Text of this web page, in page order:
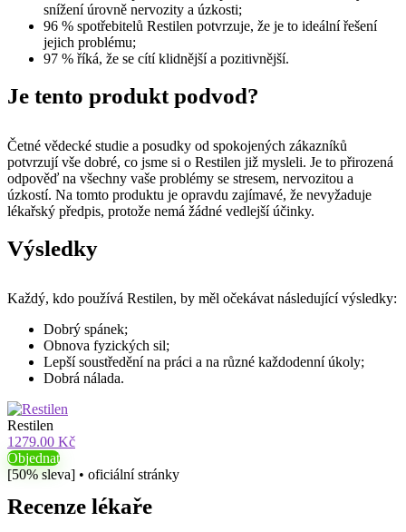
snížení úrovně nervozity a úzkosti;
96 % spotřebitelů Restilen potvrzuje, že je to ideální řešení
jejich problému;
97 % říká, že se cítí klidnější a pozitivnější.
Je tento produkt podvod?
Četné vědecké studie a posudky od spokojených zákazníků
potvrzují vše dobré, co jsme si o Restilen již mysleli. Je to přirozená
odpověď na všechny vaše problémy se stresem, nervozitou a
úzkostí. Na tomto produktu je opravdu zajímavé, že nevyžaduje
lékařský předpis, protože nemá žádné vedlejší účinky.
Výsledky
Každý, kdo používá Restilen, by měl očekávat následující výsledky:
Dobrý spánek;
Obnova fyzických sil;
Lepší soustředění na práci a na různé každodenní úkoly;
Dobrá nálada.
Restilen
1279.00 Kč
Objednat
[50% sleva] • oficiální stránky
Recenze lékaře